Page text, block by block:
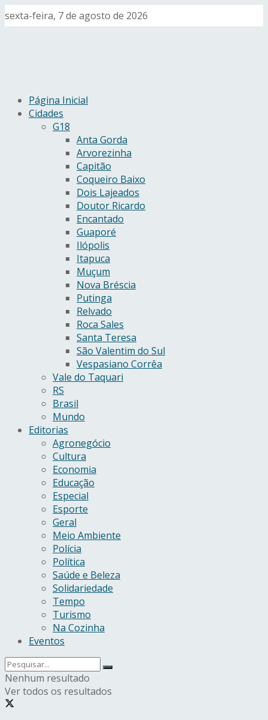
sexta-feira, 7 de agosto de 2026
Página Inicial
Cidades
G18
Anta Gorda
Arvorezinha
Capitão
Coqueiro Baixo
Dois Lajeados
Doutor Ricardo
Encantado
Guaporé
Ilópolis
Itapuca
Muçum
Nova Bréscia
Putinga
Relvado
Roca Sales
Santa Teresa
São Valentim do Sul
Vespasiano Corrêa
Vale do Taquari
RS
Brasil
Mundo
Editorias
Agronegócio
Cultura
Economia
Educação
Especial
Esporte
Geral
Meio Ambiente
Polícia
Política
Saúde e Beleza
Solidariedade
Tempo
Turismo
Na Cozinha
Eventos
Nenhum resultado
Ver todos os resultados